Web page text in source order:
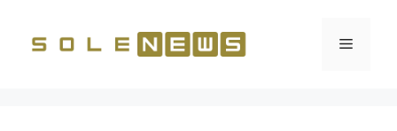
contenuto
Menu